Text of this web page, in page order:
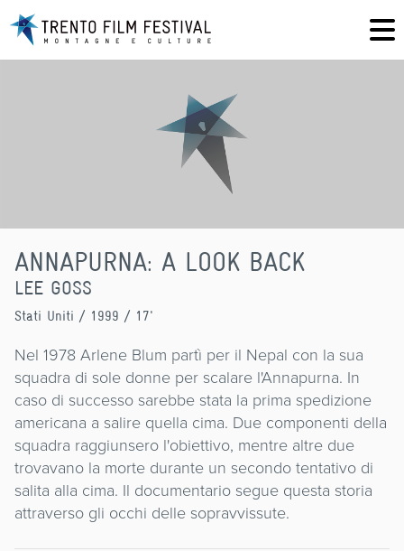
ANNAPURNA: A LOOK BACK
LEE GOSS
Stati Uniti / 1999 / 17'
Nel 1978 Arlene Blum partì per il Nepal con la sua
squadra di sole donne per scalare l'Annapurna. In
caso di successo sarebbe stata la prima spedizione
americana a salire quella cima. Due componenti della
squadra raggiunsero l'obiettivo, mentre altre due
trovavano la morte durante un secondo tentativo di
salita alla cima. Il documentario segue questa storia
attraverso gli occhi delle sopravvissute.